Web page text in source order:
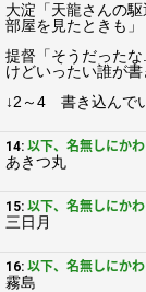
大淀「天龍さんの
部屋を見たときも」
提督「そうだった
けどいったい誰が
↓2～4 書き込んで
14: 以下、名無しにか
あきつ丸
15: 以下、名無しにか
三日月
16: 以下、名無しにか
霧島